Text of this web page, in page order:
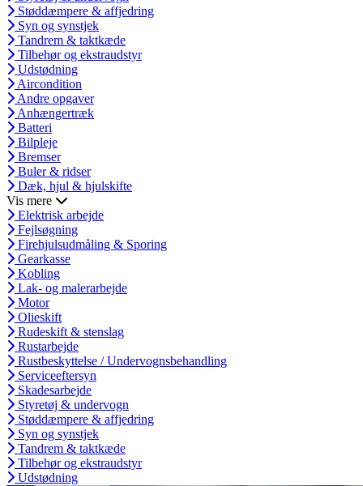
Støddæmpere & affjedring
Syn og synstjek
Tandrem & taktkæde
Tilbehør og ekstraudstyr
Udstødning
Aircondition
Andre opgaver
Anhængertræk
Batteri
Bilpleje
Bremser
Buler & ridser
Dæk, hjul & hjulskifte
Vis mere
Elektrisk arbejde
Fejlsøgning
Firehjulsudmåling & Sporing
Gearkasse
Kobling
Lak- og malerarbejde
Motor
Olieskift
Rudeskift & stenslag
Rustarbejde
Rustbeskyttelse / Undervognsbehandling
Serviceeftersyn
Skadesarbejde
Styretøj & undervogn
Støddæmpere & affjedring
Syn og synstjek
Tandrem & taktkæde
Tilbehør og ekstraudstyr
Udstødning